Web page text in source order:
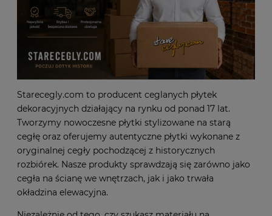
Starecegly.com to producent ceglanych płytek
dekoracyjnych działający na rynku od ponad 17 lat.
Tworzymy nowoczesne płytki stylizowane na starą
cegłę oraz oferujemy autentyczne płytki wykonane z
oryginalnej cegły pochodzącej z historycznych
rozbiórek. Nasze produkty sprawdzają się zarówno jako
cegła na ścianę we wnętrzach, jak i jako trwała
okładzina elewacyjna.